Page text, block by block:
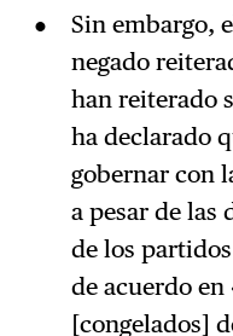
Sin embargo,
negado
han reiterado
ha declarado
gobernar con
a pesar de las
de los
de acuerdo en
[congelados]